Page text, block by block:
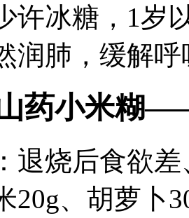
许冰糖，1岁
润肺，缓解
药小米糊
：退烧后食欲
20g、胡萝卜